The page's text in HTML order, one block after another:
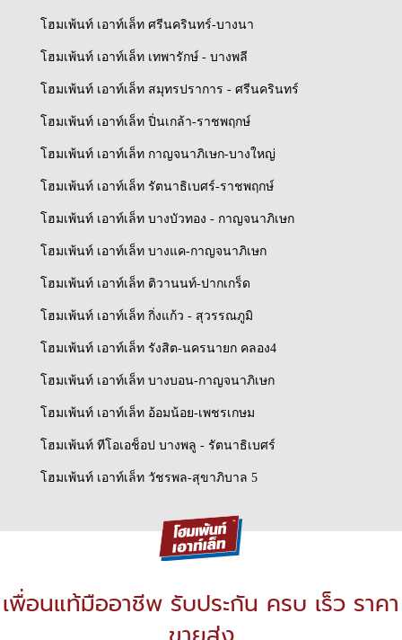
โฮมเพ้นท์ เอาท์เล็ท ศรีนครินทร์-บางนา
โฮมเพ้นท์ เอาท์เล็ท เทพารักษ์ - บางพลี
โฮมเพ้นท์ เอาท์เล็ท สมุทรปราการ - ศรีนครินทร์
โฮมเพ้นท์ เอาท์เล็ท ปิ่นเกล้า-ราชพฤกษ์
โฮมเพ้นท์ เอาท์เล็ท กาญจนาภิเษก-บางใหญ่
โฮมเพ้นท์ เอาท์เล็ท รัตนาธิเบศร์-ราชพฤกษ์
โฮมเพ้นท์ เอาท์เล็ท บางบัวทอง - กาญจนาภิเษก
โฮมเพ้นท์ เอาท์เล็ท บางแค-กาญจนาภิเษก
โฮมเพ้นท์ เอาท์เล็ท ติวานนท์-ปากเกร็ด
โฮมเพ้นท์ เอาท์เล็ท กิ่งแก้ว - สุวรรณภูมิ
โฮมเพ้นท์ เอาท์เล็ท รังสิต-นครนายก คลอง4
โฮมเพ้นท์ เอาท์เล็ท บางบอน-กาญจนาภิเษก
โฮมเพ้นท์ เอาท์เล็ท อ้อมน้อย-เพชรเกษม
โฮมเพ้นท์ ทีโอเอช็อป บางพลู - รัตนาธิเบศร์
โฮมเพ้นท์ เอาท์เล็ท วัชรพล-สุขาภิบาล 5
เพื่อนแท้มืออาชีพ รับประกัน ครบ เร็ว ราคา